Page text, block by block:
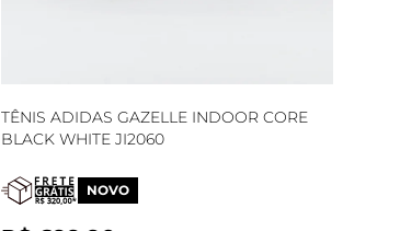
TÊNIS ADIDAS GAZELLE INDOOR CORE
BLACK WHITE JI2060
NOVO